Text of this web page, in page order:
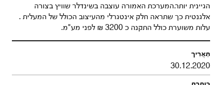
הגיינית יותר.המערכת האמורה עוצבה בשינדלר שוויץ בצורה
אלגנטית כך שתראה חלק אינטגרלי מהעיצוב הכולל של המעלית .
עלות משוערת כולל התקנה כ 3200 ₪ לפני מע"מ.
30.12.2020